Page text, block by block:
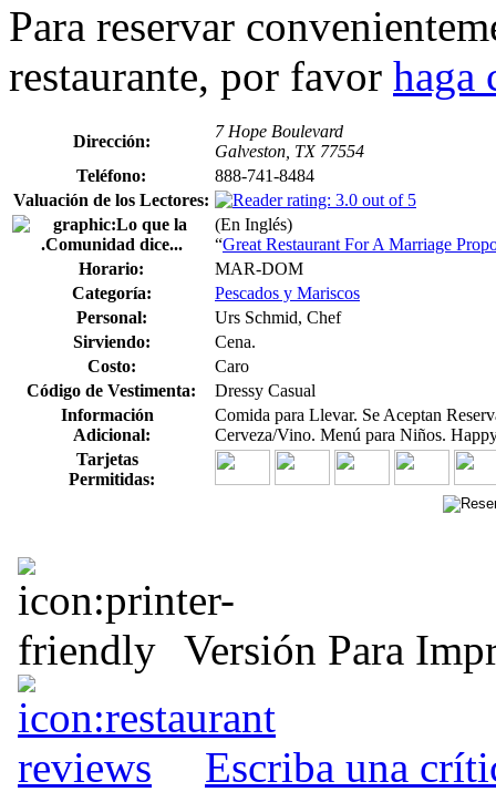
Para reservar
restaurante, por favor haga
Dirección:
7 Hope Boulevard
Galveston, TX 77554
Teléfono:
888-741-8484
Valuación de los Lectores:
(En Inglés)
“Great Restaurant For A Marriage
Horario:
MAR-DOM
Categoría:
Pescados y Mariscos
Personal:
Urs Schmid, Chef
Sirviendo:
Cena.
Costo:
Caro
Código de Vestimenta:
Dressy Casual
Información
Adicional:
Comida para Llevar. Se Aceptan
Cerveza/Vino. Menú para Niños.
Tarjetas
Permitidas:
Versión Para
Escriba una